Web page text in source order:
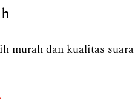
murah dan kualitas